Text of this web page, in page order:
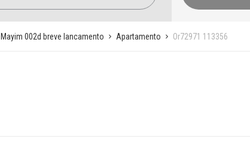
Mayim 002d breve lancamento Apartamento Or72971 113356